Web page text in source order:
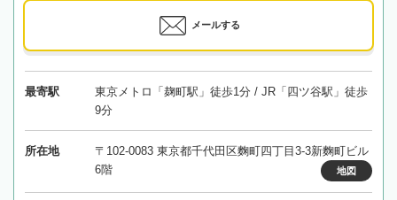
メールする
最寄駅
東京メトロ「麹町駅」徒歩1分 / JR「四ツ谷駅」徒歩
9分
所在地
〒102-0083 東京都千代田区麴町四丁目3-3新麴町ビル
6階
地図